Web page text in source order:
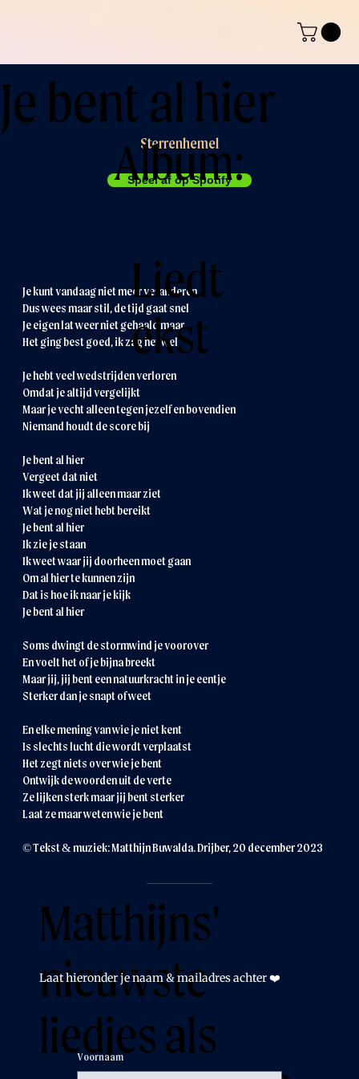
Speel af op Spotify
Sterrenhemel
Album:
Je bent al hier
Je kunt vandaag niet meer veranderen
Dus wees maar stil, de tijd gaat snel
Je eigen lat weer niet gehaald maar
Het ging best goed, ik zag het wel
Je hebt veel wedstrijden verloren
Omdat je altijd vergelijkt
Maar je vecht alleen tegen jezelf en bovendien
Niemand houdt de score bij
Je bent al hier
Vergeet dat niet
Ik weet dat jij alleen maar ziet
Wat je nog niet hebt bereikt
Je bent al hier
Ik zie je staan
Ik weet waar jij doorheen moet gaan
Om al hier te kunnen zijn
Dat is hoe ik naar je kijk
Je bent al hier
Soms dwingt de stormwind je voorover
En voelt het of je bijna breekt
Maar jij, jij bent een natuurkracht in je eentje
Sterker dan je snapt of weet
En elke mening van wie je niet kent
Is slechts lucht die wordt verplaatst
Het zegt niets over wie je bent
Ontwijk de woorden uit de verte
Ze lijken sterk maar jij bent sterker
Laat ze maar weten wie je bent
© Tekst & muziek: Matthijn Buwalda. Drijber, 20 december 2023
Liedt
ekst
Matthijns'
nieuwste
liedjes als
Voornaam
Laat hieronder je naam & mailadres achter ❤️